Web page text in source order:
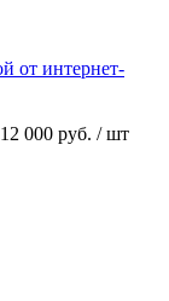
12 000 руб. / шт